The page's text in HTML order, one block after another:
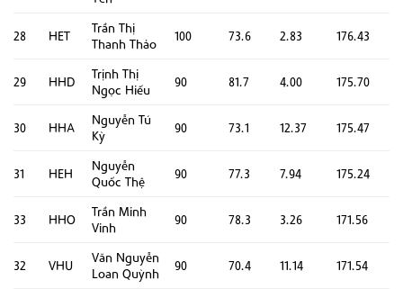
28 HET
Trần Thị
Thanh Thảo
100 73.6 2.83 176.43
29 HHD
Trịnh Thị
Ngọc Hiếu
90 81.7 4.00 175.70
30 HHA
Nguyễn Tú
Kỳ
90 73.1 12.37 175.47
31 HEH
Nguyễn
Quốc Thệ
90 77.3 7.94 175.24
33 HHO
Trần Minh
Vinh
90 78.3 3.26 171.56
32 VHU
Văn Nguyễn
Loan Quỳnh
90 70.4 11.14 171.54